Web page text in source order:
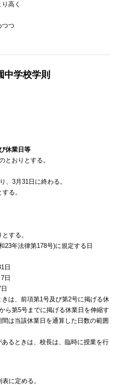
高く
つ
中学校学則
休業日等
とおりとする。
、3月31日に終わる。
る。
する。
年法律第178号)に規定する日
日
日
は、前項第1号及び第2号に掲げる休
ら第5号までに掲げる休業日を伸縮す
は当該休業日を通算した日数の範囲
るときは、校長は、臨時に授業を行
に定める。